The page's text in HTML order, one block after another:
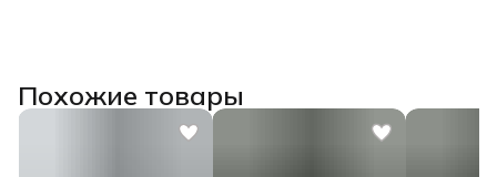
Похожие товары